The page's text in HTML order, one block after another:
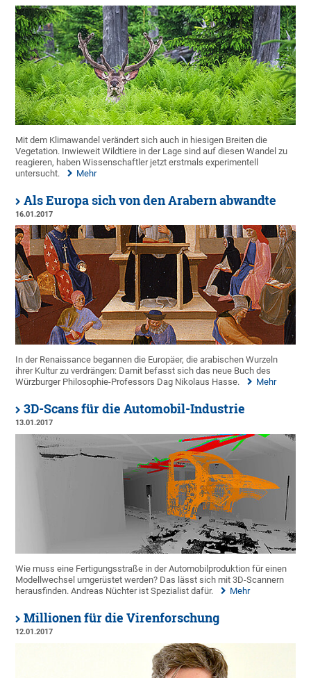
Mit dem Klimawandel verändert sich auch in hiesigen Breiten die
Vegetation. Inwieweit Wildtiere in der Lage sind auf diesen Wandel zu
reagieren, haben Wissenschaftler jetzt erstmals experimentell
untersucht.
Mehr
Als Europa sich von den Arabern abwandte
16.01.2017
In der Renaissance begannen die Europäer, die arabischen Wurzeln
ihrer Kultur zu verdrängen: Damit befasst sich das neue Buch des
Würzburger Philosophie-Professors Dag Nikolaus Hasse.
Mehr
3D-Scans für die Automobil-Industrie
13.01.2017
Wie muss eine Fertigungsstraße in der Automobilproduktion für einen
Modellwechsel umgerüstet werden? Das lässt sich mit 3D-Scannern
herausfinden. Andreas Nüchter ist Spezialist dafür.
Mehr
Millionen für die Virenforschung
12.01.2017